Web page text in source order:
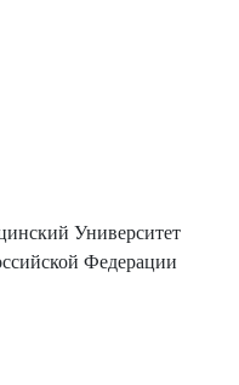
Университет
Федерации